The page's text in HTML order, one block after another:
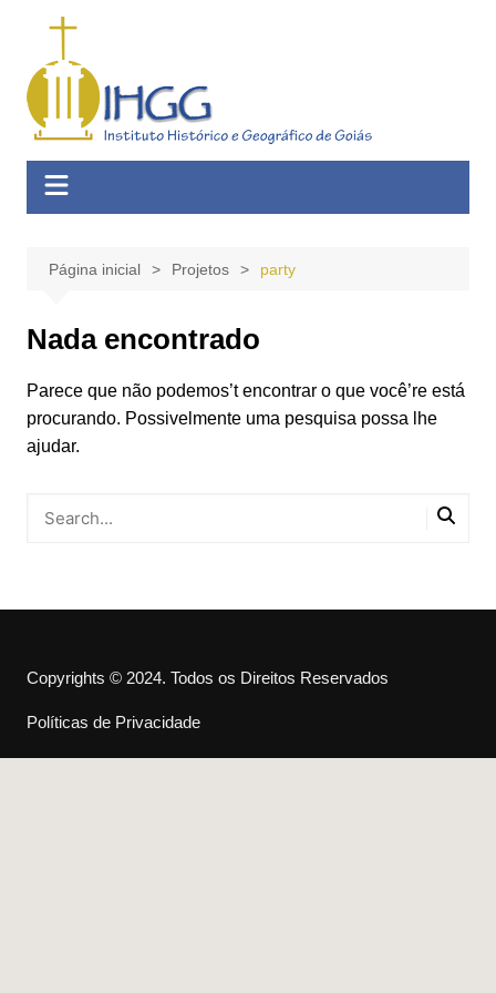
conteúdo
Página inicial Projetos party
Nada encontrado
Parece que não podemos’t encontrar o que você’re está
procurando. Possivelmente uma pesquisa possa lhe
ajudar.
Copyrights © 2024. Todos os Direitos Reservados
Políticas de Privacidade